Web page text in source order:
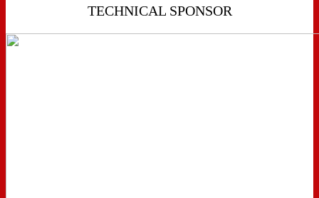
TECHNICAL SPONSOR